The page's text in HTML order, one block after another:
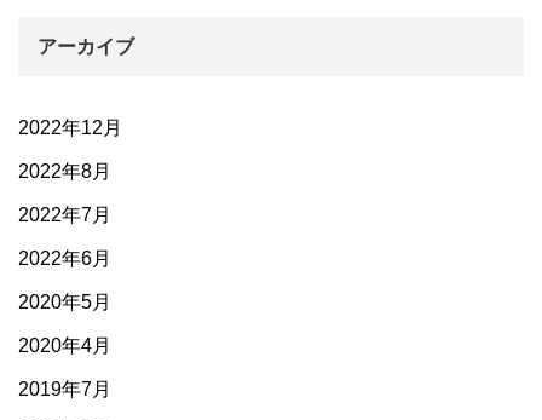
アーカイブ
2022年12月
2022年8月
2022年7月
2022年6月
2020年5月
2020年4月
2019年7月